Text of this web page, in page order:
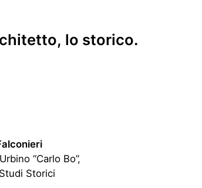
lo storico.
“Carlo Bo”,
Storici